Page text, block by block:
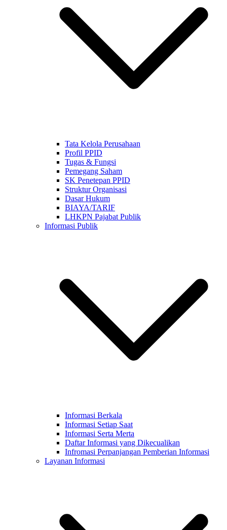
Tata Kelola Perusahaan
Profil PPID
Tugas & Fungsi
Pemegang Saham
SK Penetepan PPID
Struktur Organisasi
Dasar Hukum
BIAYA/TARIF
LHKPN Pajabat Publik
Informasi Publik
Informasi Berkala
Informasi Setiap Saat
Informasi Serta Merta
Daftar Informasi yang Dikecualikan
Infromasi Perpanjangan Pemberian Informasi
Layanan Informasi